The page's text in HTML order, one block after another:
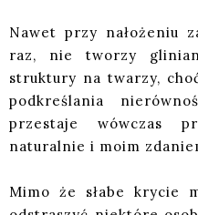
Nawet przy nałożeniu
raz, nie tworzy
struktury na twarzy,
podkreślania
przestaje wówczas
naturalnie i moim
Mimo że słabe krycie